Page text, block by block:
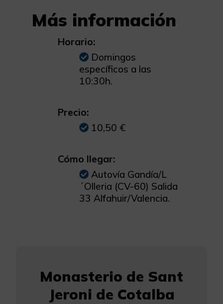
Más información
Horario:
Domingos
específicos a las
10:30h.
Precio:
10,50 €
Cómo llegar:
Autovía Gandía/L
´Olleria (CV-60) Salida
33 Alfahuir/Valencia.
Monasterio de Sant
Jeroni de Cotalba